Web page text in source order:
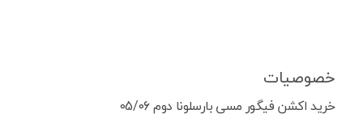
خصوصیات
خرید اکشن فیگور مسی بارسلونا دوم 05/06